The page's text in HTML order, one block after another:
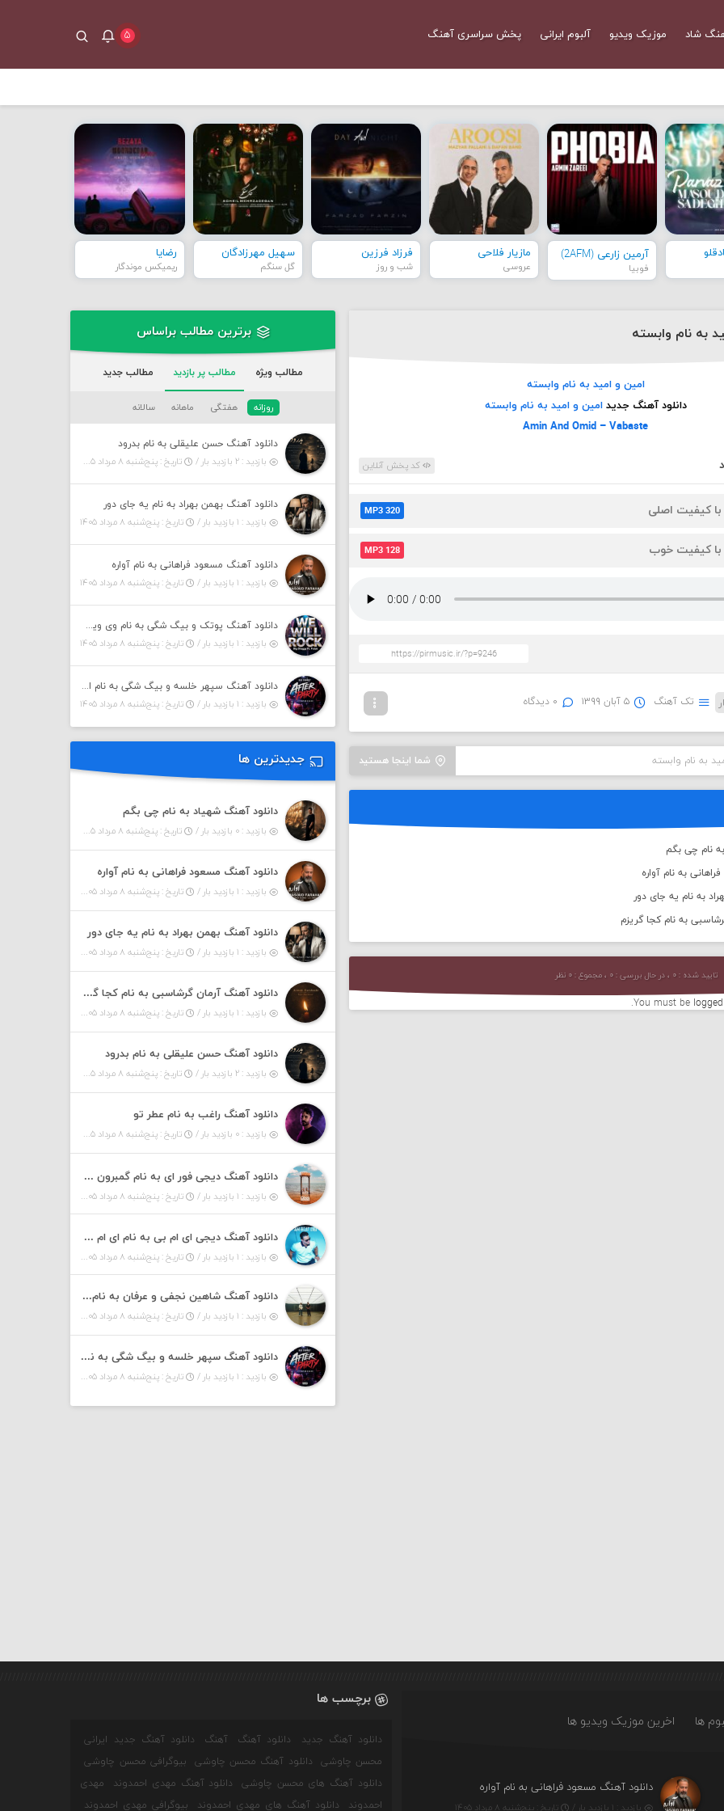
شاد موزیک ویدیو آلبوم ایرانی پخش سراسری آهنگ ۵
آرمین زارعی (2AFM)
فوبیا
مازیار فلاحی
عروسی
فرزاد فرزین
شب و روز
سهیل مهرزادگان
گل سنگم
رضایا
ریمیکس موندگار
به نام وابسته
امین و امید به نام وابسته
دانلود آهنگ جدید امین و امید به نام وابسته
Amin And Omid – Vabaste
کد پخش آنلاین
با کیفیت اصلی MP3 320
با کیفیت خوب MP3 128
تک آهنگ ۵ آبان ۱۳۹۹ ۰ دیدگاه
شما اینجا هستید به نام وابسته
نام چی بگم
به نام آواره
به نام یه جای دور
به نام کجا گریزم
تایید شده : ۰ ، در حال بررسی : ۰ ، مجموع : ۰ نظر
You must be
برترین مطالب براساس
مطالب ویژه مطالب پر بازدید مطالب جدید
روزانه هفتگی ماهانه سالانه
دانلود آهنگ حسن علیقلی به نام بدرود
بازدید : ۲ بازدید بار /
تاریخ : پنج‌شنبه ۸ مرداد ۱۴۰۵
دانلود آهنگ بهمن بهراد به نام یه جای دور
بازدید : ۱ بازدید بار /
تاریخ : پنج‌شنبه ۸ مرداد ۱۴۰۵
دانلود آهنگ مسعود فراهانی به نام آواره
بازدید : ۱ بازدید بار /
تاریخ : پنج‌شنبه ۸ مرداد ۱۴۰۵
دانلود آهنگ پوتک و بیگ شگی به نام وی ویل راک
بازدید : ۱ بازدید بار /
تاریخ : پنج‌شنبه ۸ مرداد ۱۴۰۵
دانلود آهنگ سپهر خلسه و بیگ شگی به نام افتر پارتی
بازدید : ۱ بازدید بار /
تاریخ : پنج‌شنبه ۸ مرداد ۱۴۰۵
جدیدترین ها
دانلود آهنگ شهیاد به نام چی بگم
بازدید : ۰ بازدید بار / تاریخ : پنج‌شنبه ۸ مرداد ۱۴۰۵
دانلود آهنگ مسعود فراهانی به نام آواره
بازدید : ۱ بازدید بار / تاریخ : پنج‌شنبه ۸ مرداد ۱۴۰۵
دانلود آهنگ بهمن بهراد به نام یه جای دور
بازدید : ۱ بازدید بار / تاریخ : پنج‌شنبه ۸ مرداد ۱۴۰۵
دانلود آهنگ آرمان گرشاسبی به نام کجا گریزم
بازدید : ۱ بازدید بار / تاریخ : پنج‌شنبه ۸ مرداد ۱۴۰۵
دانلود آهنگ حسن علیقلی به نام بدرود
بازدید : ۲ بازدید بار / تاریخ : پنج‌شنبه ۸ مرداد ۱۴۰۵
دانلود آهنگ راغب به نام عطر تو
بازدید : ۰ بازدید بار / تاریخ : پنج‌شنبه ۸ مرداد ۱۴۰۵
دانلود آهنگ دیجی فور ای به نام گمبرون ۶ (پادکست)
بازدید : ۱ بازدید بار / تاریخ : پنج‌شنبه ۸ مرداد ۱۴۰۵
دانلود آهنگ دیجی ای ام بی به نام ای ام بیت ۱۶ (پادکست)
بازدید : ۱ بازدید بار / تاریخ : پنج‌شنبه ۸ مرداد ۱۴۰۵
دانلود آهنگ شاهین نجفی و عرفان به نام داشی
بازدید : ۱ بازدید بار / تاریخ : پنج‌شنبه ۸ مرداد ۱۴۰۵
دانلود آهنگ سپهر خلسه و بیگ شگی به نام افتر پارتی
بازدید : ۱ بازدید بار / تاریخ : پنج‌شنبه ۸ مرداد ۱۴۰۵
ها اخرین موزیک ویدیو ها
دانلود آهنگ مسعود فراهانی به نام آواره
بازدید : ۱ بازدید بار / تاریخ : پنج‌شنبه ۸ مرداد ۱۴۰۵
برچسب ها
دانلود آهنگ جدید دانلود آهنگ آهنگ
دانلود آهنگ جدید ایرانی
محسن چاوشی
دانلود آهنگ محسن چاوشی
بیوگرافی محسن چاوشی
دانلود آهنگ های محسن چاوشی
دانلود آهنگ مهدی احمدوند
مهدی
احمدوند
دانلود آهنگ های مهدی احمدوند بیوگرافی مهدی احمدوند